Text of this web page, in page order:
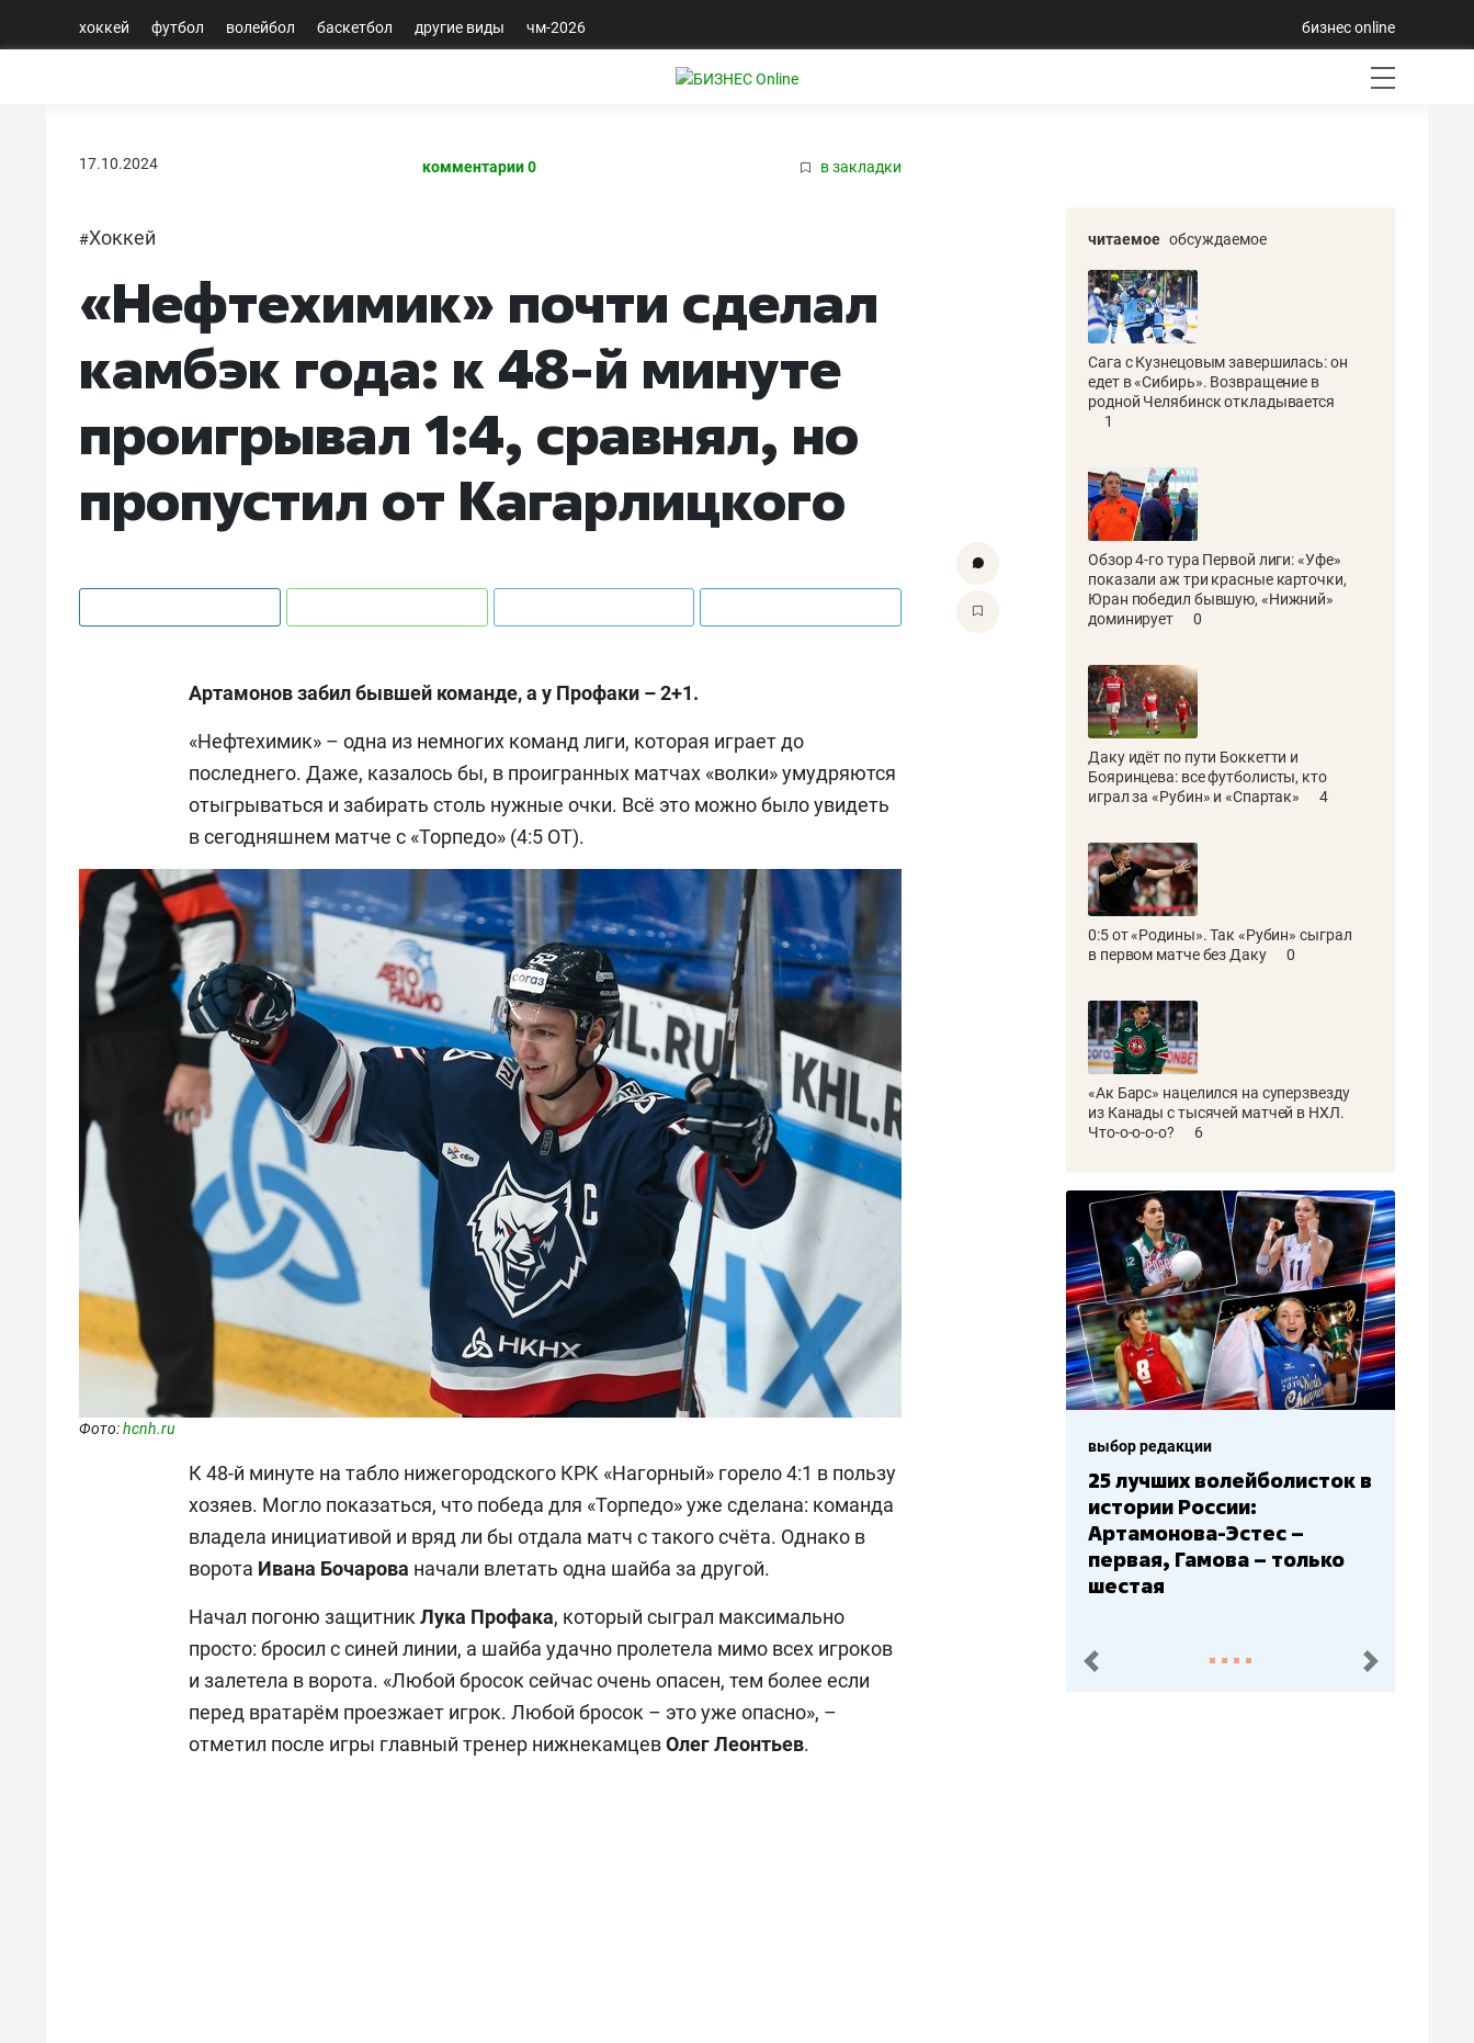
хоккей футбол волейбол баскетбол другие виды чм-2026 бизнес online
17.10.2024 комментарии 0 в закладки
#Хоккей
«Нефтехимик» почти сделал
камбэк года: к 48-й минуте
проигрывал 1:4, сравнял, но
пропустил от Кагарлицкого
Артамонов забил бывшей команде, а у Профаки – 2+1.
«Нефтехимик» – одна из немногих команд лиги, которая играет до
последнего. Даже, казалось бы, в проигранных матчах «волки» умудряются
отыгрываться и забирать столь нужные очки. Всё это можно было увидеть
в сегодняшнем матче с «Торпедо» (4:5 ОТ).
Фото:hcnh.ru
К 48-й минуте на табло нижегородского КРК «Нагорный» горело 4:1 в пользу
хозяев. Могло показаться, что победа для «Торпедо» уже сделана: команда
владела инициативой и вряд ли бы отдала матч с такого счёта. Однако в
ворота Ивана Бочарова начали влетать одна шайба за другой.
Начал погоню защитник Лука Профака, который сыграл максимально
просто: бросил с синей линии, а шайба удачно пролетела мимо всех игроков
и залетела в ворота. «Любой бросок сейчас очень опасен, тем более если
перед вратарём проезжает игрок. Любой бросок – это уже опасно», –
отметил после игры главный тренер нижнекамцевОлег Леонтьев.
читаемое обсуждаемое
Сага с Кузнецовым завершилась: он
едет в «Сибирь». Возвращение в
родной Челябинск откладывается
1
Обзор 4-го тура Первой лиги: «Уфе»
показали аж три красные карточки,
Юран победил бывшую, «Нижний»
доминирует
0
Даку идёт по пути Боккетти и
Бояринцева: все футболисты, кто
играл за «Рубин» и «Спартак»
4
0:5 от «Родины». Так «Рубин» сыграл
в первом матче без Даку
0
«Ак Барс» нацелился на суперзвезду
из Канады с тысячей матчей в НХЛ.
Что-о-о-о-о?
6
выбор редакции
25 лучших волейболисток в
истории России:
Артамонова-Эстес –
первая, Гамова – только
шестая
пред. след.